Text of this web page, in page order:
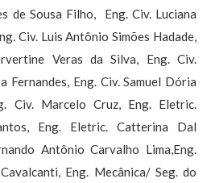
de Sousa Filho, Eng. Civ. Luciana
Civ. Luis Antônio Simões Hadade,
Veras da Silva, Eng. Civ.
Fernandes, Eng. Civ. Samuel Dória
Civ. Marcelo Cruz, Eng. Eletric.
Eng. Eletric. Catterina Dal
Antônio Carvalho Lima,Eng.
Eng. Mecânica/ Seg. do